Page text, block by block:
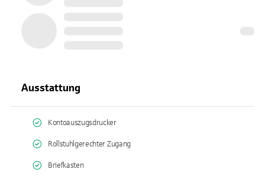
Ausstattung
Kontoauszugsdrucker
Rollstuhlgerechter Zugang
Briefkasten